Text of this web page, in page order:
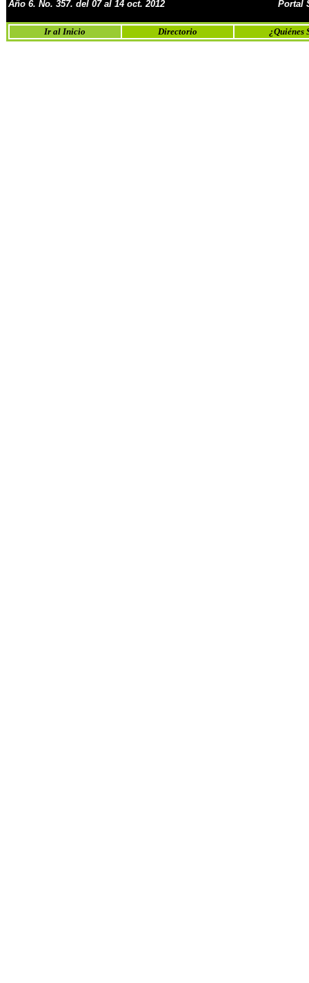
Año 6. No. 357. del 07 al 14 oct. 2012 Portal
Ir al Inicio Directorio ¿Quiénes